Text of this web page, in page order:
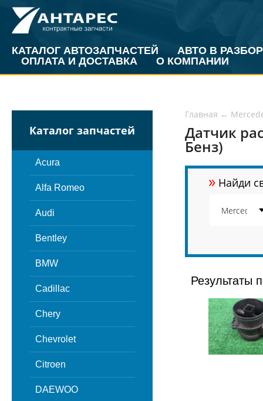
КАТАЛОГ АВТОЗАПЧАСТЕЙ
АВТО В РАЗБОР
ОПЛАТА И ДОСТАВКА
О КОМПАНИИ
Каталог запчастей
Acura
Alfa Romeo
Audi
Bentley
BMW
Cadillac
Chery
Chevrolet
Citroen
DAEWOO
Главная ←
Датчик
Бенз)
» Найди
Результаты